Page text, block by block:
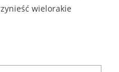
wielorakie